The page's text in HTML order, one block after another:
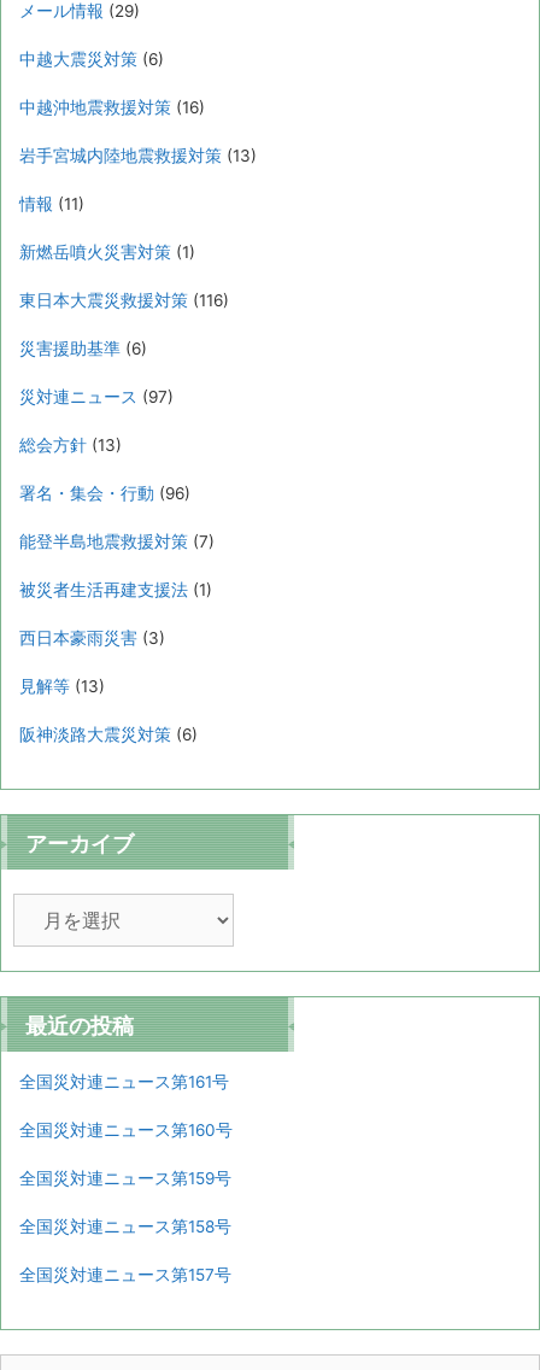
メール情報 (29)
中越大震災対策 (6)
中越沖地震救援対策 (16)
岩手宮城内陸地震救援対策 (13)
情報 (11)
新燃岳噴火災害対策 (1)
東日本大震災救援対策 (116)
災害援助基準 (6)
災対連ニュース (97)
総会方針 (13)
署名・集会・行動 (96)
能登半島地震救援対策 (7)
被災者生活再建支援法 (1)
西日本豪雨災害 (3)
見解等 (13)
阪神淡路大震災対策 (6)
アーカイブ
カ
イ
ブ
最近の投稿
全国災対連ニュース第161号
全国災対連ニュース第160号
全国災対連ニュース第159号
全国災対連ニュース第158号
全国災対連ニュース第157号